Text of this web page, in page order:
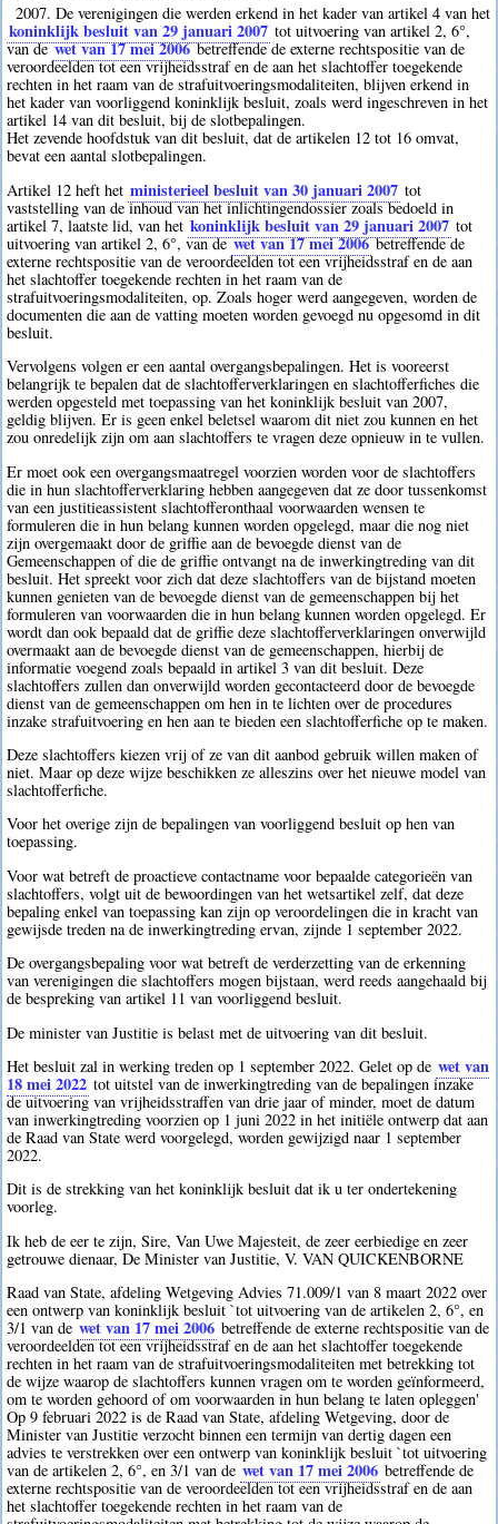
2007. De verenigingen die werden erkend in het kader van artikel 4 van het
koninklijk besluit van 29 januari 2007 tot uitvoering van artikel 2, 6°,
van dewet van 17 mei 2006betreffende de externe rechtspositie van de
veroordeelden tot een vrijheidsstraf en de aan het slachtoffer toegekende
rechten in het raam van de strafuitvoeringsmodaliteiten, blijven erkend in
het kader van voorliggend koninklijk besluit, zoals werd ingeschreven in het
artikel 14 van dit besluit, bij de slotbepalingen.
Het zevende hoofdstuk van dit besluit, dat de artikelen 12 tot 16 omvat,
bevat een aantal slotbepalingen.
Artikel 12 heft het ministerieel besluit van 30 januari 2007 tot
vaststelling van de inhoud van het inlichtingendossier zoals bedoeld in
artikel 7, laatste lid, van het koninklijk besluit van 29 januari 2007 tot
uitvoering van artikel 2, 6°, van dewet van 17 mei 2006betreffende de
externe rechtspositie van de veroordeelden tot een vrijheidsstraf en de aan
het slachtoffer toegekende rechten in het raam van de
strafuitvoeringsmodaliteiten, op. Zoals hoger werd aangegeven, worden de
documenten die aan de vatting moeten worden gevoegd nu opgesomd in dit
besluit.
Vervolgens volgen er een aantal overgangsbepalingen. Het is vooreerst
belangrijk te bepalen dat de slachtofferverklaringen en slachtofferfiches die
werden opgesteld met toepassing van het koninklijk besluit van 2007,
geldig blijven. Er is geen enkel beletsel waarom dit niet zou kunnen en het
zou onredelijk zijn om aan slachtoffers te vragen deze opnieuw in te vullen.
Er moet ook een overgangsmaatregel voorzien worden voor de slachtoffers
die in hun slachtofferverklaring hebben aangegeven dat ze door tussenkomst
van een justitieassistent slachtofferonthaal voorwaarden wensen te
formuleren die in hun belang kunnen worden opgelegd, maar die nog niet
zijn overgemaakt door de griffie aan de bevoegde dienst van de
Gemeenschappen of die de griffie ontvangt na de inwerkingtreding van dit
besluit. Het spreekt voor zich dat deze slachtoffers van de bijstand moeten
kunnen genieten van de bevoegde dienst van de gemeenschappen bij het
formuleren van voorwaarden die in hun belang kunnen worden opgelegd. Er
wordt dan ook bepaald dat de griffie deze slachtofferverklaringen onverwijld
overmaakt aan de bevoegde dienst van de gemeenschappen, hierbij de
informatie voegend zoals bepaald in artikel 3 van dit besluit. Deze
slachtoffers zullen dan onverwijld worden gecontacteerd door de bevoegde
dienst van de gemeenschappen om hen in te lichten over de procedures
inzake strafuitvoering en hen aan te bieden een slachtofferfiche op te maken.
Deze slachtoffers kiezen vrij of ze van dit aanbod gebruik willen maken of
niet. Maar op deze wijze beschikken ze alleszins over het nieuwe model van
slachtofferfiche.
Voor het overige zijn de bepalingen van voorliggend besluit op hen van
toepassing.
Voor wat betreft de proactieve contactname voor bepaalde categorieën van
slachtoffers, volgt uit de bewoordingen van het wetsartikel zelf, dat deze
bepaling enkel van toepassing kan zijn op veroordelingen die in kracht van
gewijsde treden na de inwerkingtreding ervan, zijnde 1 september 2022.
De overgangsbepaling voor wat betreft de verderzetting van de erkenning
van verenigingen die slachtoffers mogen bijstaan, werd reeds aangehaald bij
de bespreking van artikel 11 van voorliggend besluit.
De minister van Justitie is belast met de uitvoering van dit besluit.
Het besluit zal in werking treden op 1 september 2022. Gelet op de wet van
18 mei 2022 tot uitstel van de inwerkingtreding van de bepalingen inzake
de uitvoering van vrijheidsstraffen van drie jaar of minder, moet de datum
van inwerkingtreding voorzien op 1 juni 2022 in het initiële ontwerp dat aan
de Raad van State werd voorgelegd, worden gewijzigd naar 1 september
2022.
Dit is de strekking van het koninklijk besluit dat ik u ter ondertekening
voorleg.
Ik heb de eer te zijn, Sire, Van Uwe Majesteit, de zeer eerbiedige en zeer
getrouwe dienaar, De Minister van Justitie, V. VAN QUICKENBORNE
Raad van State, afdeling Wetgeving Advies 71.009/1 van 8 maart 2022 over
een ontwerp van koninklijk besluit `tot uitvoering van de artikelen 2, 6°, en
3/1 van de wet van 17 mei 2006 betreffende de externe rechtspositie van de
veroordeelden tot een vrijheidsstraf en de aan het slachtoffer toegekende
rechten in het raam van de strafuitvoeringsmodaliteiten met betrekking tot
de wijze waarop de slachtoffers kunnen vragen om te worden geïnformeerd,
om te worden gehoord of om voorwaarden in hun belang te laten opleggen'
Op 9 februari 2022 is de Raad van State, afdeling Wetgeving, door de
Minister van Justitie verzocht binnen een termijn van dertig dagen een
advies te verstrekken over een ontwerp van koninklijk besluit `tot uitvoering
van de artikelen 2, 6°, en 3/1 van de wet van 17 mei 2006 betreffende de
externe rechtspositie van de veroordeelden tot een vrijheidsstraf en de aan
het slachtoffer toegekende rechten in het raam van de